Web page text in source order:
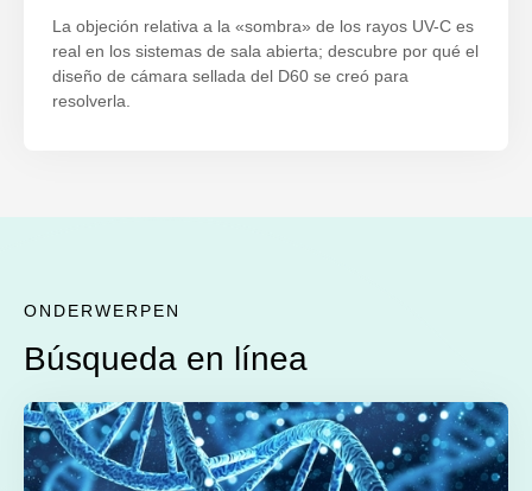
La objeción relativa a la «sombra» de los rayos UV-C es
real en los sistemas de sala abierta; descubre por qué el
diseño de cámara sellada del D60 se creó para
resolverla.
ONDERWERPEN
Búsqueda en línea